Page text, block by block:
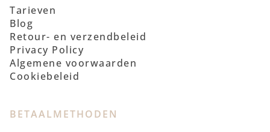
Tarieven
Blog
Retour- en verzendbeleid
Privacy Policy
Algemene voorwaarden
Cookiebeleid
BETAALMETHODEN